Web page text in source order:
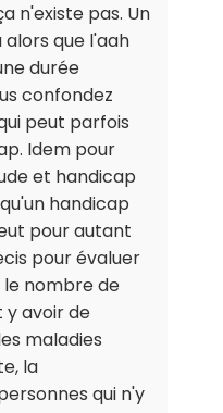
n'existe pas. Un
que l'aah
durée
confondez
peut parfois
Idem pour
et handicap
handicap
pour autant
pour évaluer
le nombre de
y avoir de
maladies
la
qui n'y